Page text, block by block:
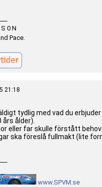
0 N
Pace.
21:18
tydlig med vad du
års ålder).
eller far skulle förstått
ska föreslå fullmakt (lite
www.SPVM.se